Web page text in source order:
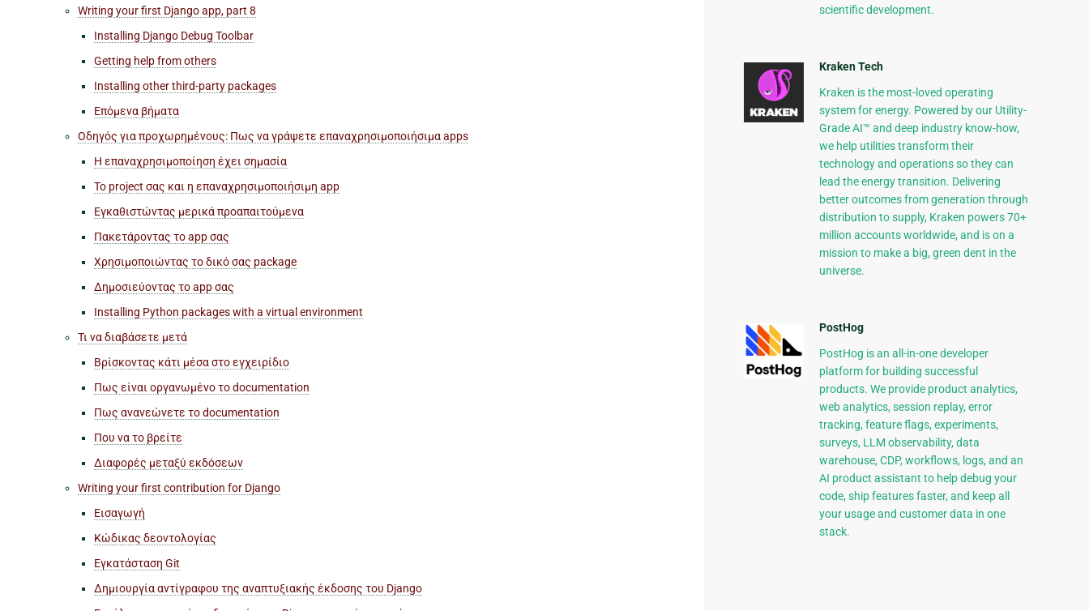
Writing your first Django app, part 8
Installing Django Debug Toolbar
Getting help from others
Installing other third-party packages
Επόμενα βήματα
Οδηγός για προχωρημένους: Πως να γράψετε επαναχρησιμοποιήσιμα apps
Η επαναχρησιμοποίηση έχει σημασία
Το project σας και η επαναχρησιμοποιήσιμη app
Εγκαθιστώντας μερικά προαπαιτούμενα
Πακετάροντας το app σας
Χρησιμοποιώντας το δικό σας package
Δημοσιεύοντας το app σας
Installing Python packages with a virtual environment
Τι να διαβάσετε μετά
Βρίσκοντας κάτι μέσα στο εγχειρίδιο
Πως είναι οργανωμένο το documentation
Πως ανανεώνετε το documentation
Που να το βρείτε
Διαφορές μεταξύ εκδόσεων
Writing your first contribution for Django
Εισαγωγή
Κώδικας δεοντολογίας
Εγκατάσταση Git
Δημιουργία αντίγραφου της αναπτυξιακής έκδοσης του Django
scientific development.
Kraken Tech
Kraken is the most-loved operating
system for energy. Powered by our Utility-
Grade AI™ and deep industry know-how,
we help utilities transform their
technology and operations so they can
lead the energy transition. Delivering
better outcomes from generation through
distribution to supply, Kraken powers 70+
million accounts worldwide, and is on a
mission to make a big, green dent in the
universe.
PostHog
PostHog is an all-in-one developer
platform for building successful
products. We provide product analytics,
web analytics, session replay, error
tracking, feature flags, experiments,
surveys, LLM observability, data
warehouse, CDP, workflows, logs, and an
AI product assistant to help debug your
code, ship features faster, and keep all
your usage and customer data in one
stack.